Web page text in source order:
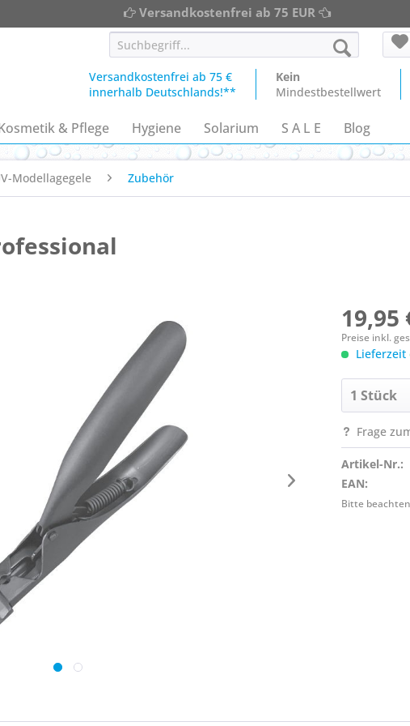
Versandkostenfrei ab 75 EUR
Versandkostenfrei ab 75 €
innerhalb Deutschlands!**
Kein
Mindestbestellwert
& Pflege Hygiene Solarium S A L E Blog
Modellagegele Zubehör
19,95
Preise inkl.
Lieferzeit
Frage
Artikel-Nr.:
EAN:
Bitte